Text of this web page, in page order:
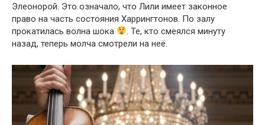
Элеонорой. Это означало, что Лили имеет законное
право на часть состояния Харрингтонов. По залу
прокатилась волна шока
. Те, кто смеялся минуту
назад, теперь молча смотрели на неё.